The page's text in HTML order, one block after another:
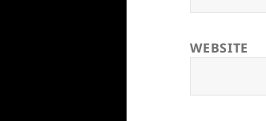
WEBSITE